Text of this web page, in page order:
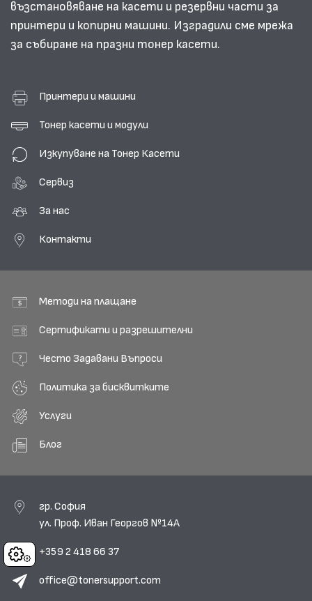
Cookies
възстановяване на касети и резервни части за
принтери и копирни машини. Изградили сме мрежа
за събиране на празни тонер касети.
Принтери и машини
Тонер касети и модули
Изкупуване на Тонер Касети
Сервиз
За нас
Контакти
Методи на плащане
Сертификати и разрешителни
Често Задавани Въпроси
Политика за бисквитките
Услуги
Блог
гр. София
ул. Проф. Иван Георгов №14А
+359 2 418 66 37
office@tonersupport.com